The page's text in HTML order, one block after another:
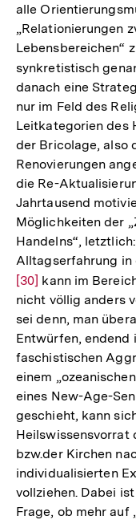
alle
„Relationierungen
Lebensbereichen“
synkretistisch
danach eine
nur im Feld des
Leitkategorien des
der Bricolage, also
Renovierungen
die Re-
Jahrtausend
Möglichkeiten der
Handelns“,
Alltagserfahrung in
Zur
Auflösung
der
Fußnote
[30] kann im
nicht völlig anders
sei denn, man
Entwürfen, endend
faschistischen
einem
eines New-Age-
geschieht, kann
Heilswissensvorrat
bzw.der Kirchen
individualisierten
vollziehen. Dabei
Frage, ob mehr auf